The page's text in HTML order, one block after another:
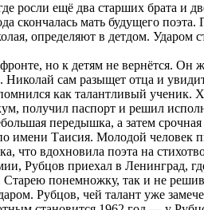
росли ещё два старших брата и
скончалась мать будущего
определяют в детдом. Ударом
но к детям не вернётся. Он
сам разыщет отца и
как талантливый
получил паспорт и решил
передышка, а затем
имени Таисия. Молодой человек
что вдохновила поэта на
Рубцов приехал в Ленинград,
Старею понемножку, так и не
Рубцов, чей талант уже